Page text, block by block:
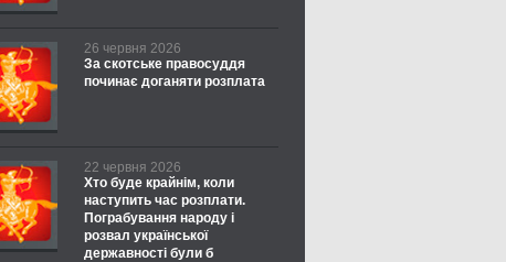
26 червня 2026
За скотське правосуддя
починає доганяти розплата
22 червня 2026
Хто буде крайнім, коли
наступить час розплати.
Пограбування народу і
розвал української
державності були б